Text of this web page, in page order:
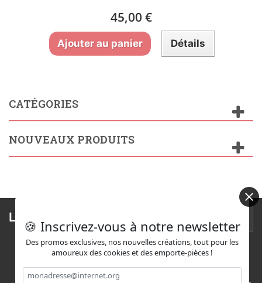
45,00 €
Ajouter au panier Détails
CATÉGORIES
NOUVEAUX PRODUITS
Lettre d'informations
🍪 Inscrivez-vous à notre newsletter
Des promos exclusives, nos nouvelles créations, tout pour les
amoureux des cookies et des emporte-pièces !